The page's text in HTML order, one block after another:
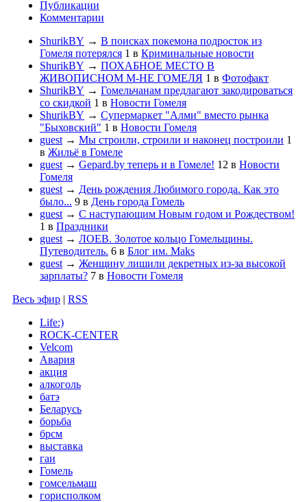
Публикации
Комментарии
ShurikBY → В поисках покемона подросток из
Гомеля потерялся 1 в Криминальные новости
ShurikBY → ПОХАБНОЕ МЕСТО В
ЖИВОПИСНОМ М-НЕ ГОМЕЛЯ 1 в Фотофакт
ShurikBY → Гомельчанам предлагают закодироваться
со скидкой 1 в Новости Гомеля
ShurikBY → Супермаркет "Алми" вместо рынка
"Быховский" 1 в Новости Гомеля
guest → Мы строили, строили и наконец построили 1
в Жильё в Гомеле
guest → Gepard.by теперь и в Гомеле! 12 в Новости
Гомеля
guest → День рождения Любимого города. Как это
было... 9 в День города Гомель
guest → С наступающим Новым годом и Рождеством!
1 в Праздники
guest → ЛОЕВ. Золотое кольцо Гомельщины.
Путеводитель. 6 в Блог им. Maks
guest → Женщину лишили декретных из-за высокой
зарплаты? 7 в Новости Гомеля
Весь эфир | RSS
Life:)
ROCK-CENTER
Velcom
Авария
акция
алкоголь
батэ
Беларусь
борьба
брсм
выставка
гаи
Гомель
гомсельмаш
горисполком